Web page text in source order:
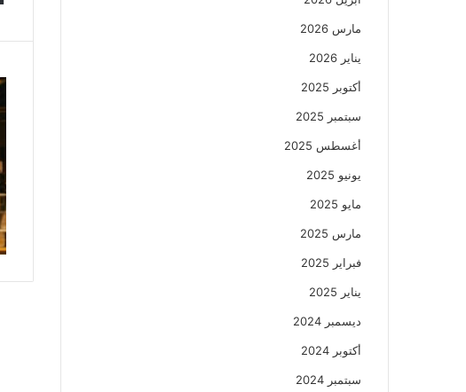
مارس 2026
يناير 2026
أكتوبر 2025
سبتمبر 2025
أغسطس 2025
يونيو 2025
مايو 2025
مارس 2025
فبراير 2025
يناير 2025
ديسمبر 2024
أكتوبر 2024
سبتمبر 2024